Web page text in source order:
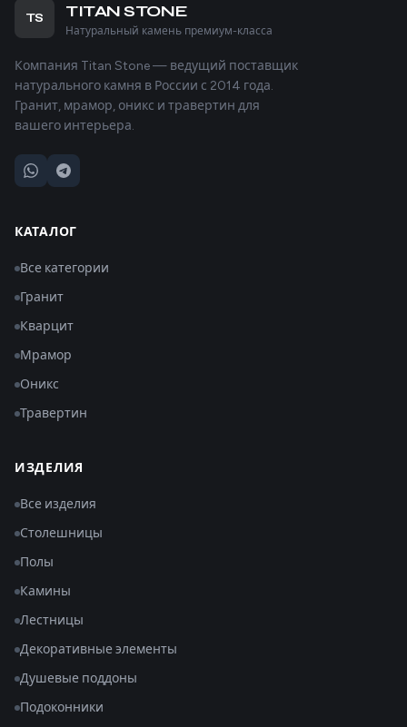
TS TITAN STONE
Натуральный камень премиум-класса
Компания Titan Stone — ведущий поставщик
натурального камня в России с 2014 года.
Гранит, мрамор, оникс и травертин для
вашего интерьера.
КАТАЛОГ
Все категории
Гранит
Кварцит
Мрамор
Оникс
Травертин
ИЗДЕЛИЯ
Все изделия
Столешницы
Полы
Камины
Лестницы
Декоративные элементы
Душевые поддоны
Подоконники